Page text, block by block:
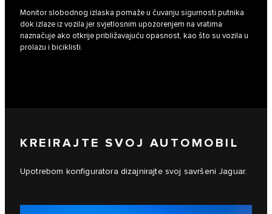
Monitor slobodnog izlaska pomaže u čuvanju sigurnosti putnika
dok izlaze iz vozila jer svjetlosnim upozorenjem na vratima
naznačuje ako otkrije približavajuću opasnost, kao što su vozila u
prolazu i biciklisti.
KREIRAJTE SVOJ AUTOMOBIL
Upotrebom konfiguratora dizajnirajte svoj savršeni Jaguar.